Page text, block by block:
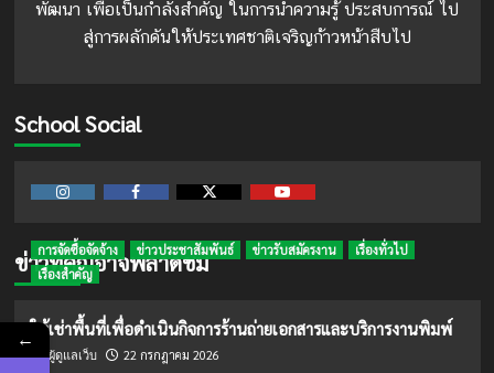
พัฒนา เพื่อเป็นกำลังสำคัญ ในการนำความรู้ ประสบการณ์ ไป
สู่การผลักดันให้ประเทศชาติเจริญก้าวหน้าสืบไป
School Social
ข่าวที่คุณอาจพลาดชม
การจัดซื้อจัดจ้าง ข่าวประชาสัมพันธ์ ข่าวรับสมัครงาน
เรื่องทั่วไป
เรื่องสำคัญ
ให้เช่าพื้นที่เพื่อดำเนินกิจการร้านถ่ายเอกสารและบริการงานพิมพ์
ผู้ดูแลเว็บ 22 กรกฎาคม 2026
←